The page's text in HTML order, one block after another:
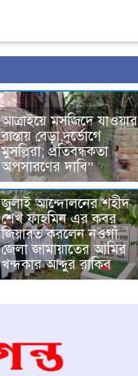
আত্রাইয়ে মসজিদে যাওয়ার
রাস্তায় বেড়া,দুর্ভোগে
মুসল্লিরা; প্রতিবন্ধকতা
অপসারণের দাবি”
জুলাই আন্দোলনের শহীদ
শেখ ফাহমিন এর কবর
জিয়ারত করলেন নওগাঁ
জেলা জামায়াতের আমির
খন্দকার আব্দুর রাকিব